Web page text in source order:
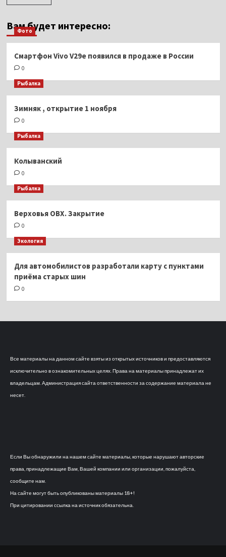
Вам будет интересно:
Фото
Смартфон Vivo V29e появился в продаже в России
0
Рыбалка
Зимняк , открытие 1 ноября
0
Рыбалка
Колыванский
0
Рыбалка
Верховья ОВХ. Закрытие
0
Экология
Для автомобилистов разработали карту с пунктами
приёма старых шин
0
Все материалы на данном сайте взяты из открытых источников и предоставляются
исключительно в ознакомительных целях. Права на материалы принадлежат их
владельцам. Администрация сайта ответственности за содержание материала не
несет.
Если Вы обнаружили на нашем сайте материалы, которые нарушают авторские
права, принадлежащие Вам, Вашей компании или организации, пожалуйста,
сообщите нам.
На сайте могут быть опубликованы материалы 18+!
При цитировании ссылка на источник обязательна.